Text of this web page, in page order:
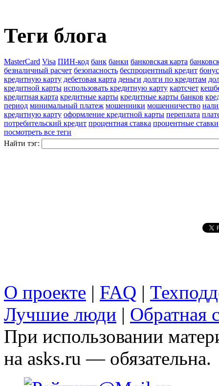
Теги блога
MasterCard Visa ПИН-код банк банки банковская карта
безналичный расчет безопасность беспроцентный кредит
кредитную карту дебетовая карта деньги долги по кредитам
кредитной карты использовать кредитную карту картсчет
кредитная карта кредитные карты кредитные карты банков
период минимальный платеж мошенники мошенничество
кредитную карту оформление кредитной карты переплата
потребительский кредит процентная ставка процентные ставки
посмотреть все теги
Найти тэг:
О проекте | FAQ |
Лучшие люди | Обратная
При использовании
на asks.ru — обязательна.